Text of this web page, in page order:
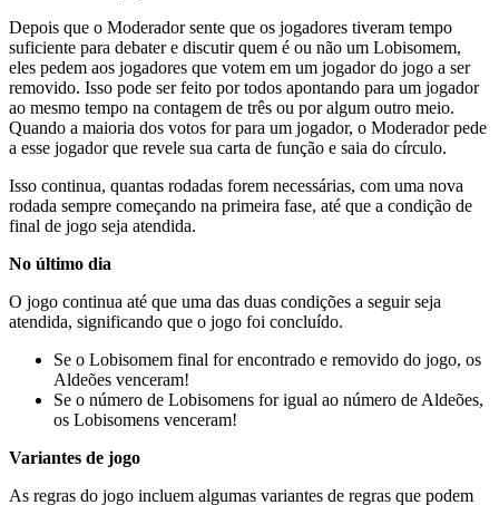
Depois que o Moderador sente que os jogadores tiveram tempo
suficiente para debater e discutir quem é ou não um Lobisomem,
eles pedem aos jogadores que votem em um jogador do jogo a ser
removido. Isso pode ser feito por todos apontando para um jogador
ao mesmo tempo na contagem de três ou por algum outro meio.
Quando a maioria dos votos for para um jogador, o Moderador pede
a esse jogador que revele sua carta de função e saia do círculo.
Isso continua, quantas rodadas forem necessárias, com uma nova
rodada sempre começando na primeira fase, até que a condição de
final de jogo seja atendida.
No último dia
O jogo continua até que uma das duas condições a seguir seja
atendida, significando que o jogo foi concluído.
Se o Lobisomem final for encontrado e removido do jogo, os
Aldeões venceram!
Se o número de Lobisomens for igual ao número de Aldeões,
os Lobisomens venceram!
Variantes de jogo
As regras do jogo incluem algumas variantes de regras que podem